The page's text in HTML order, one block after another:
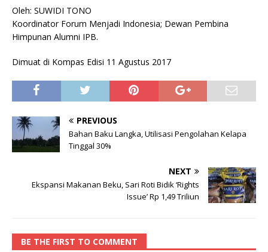
Oleh: SUWIDI TONO
Koordinator Forum Menjadi Indonesia; Dewan Pembina
Himpunan Alumni IPB.
Dimuat di Kompas Edisi 11 Agustus 2017
PREVIOUS
Bahan Baku Langka, Utilisasi Pengolahan Kelapa
Tinggal 30%
NEXT
Ekspansi Makanan Beku, Sari Roti Bidik ‘Rights
Issue’ Rp 1,49 Triliun
BE THE FIRST TO COMMENT